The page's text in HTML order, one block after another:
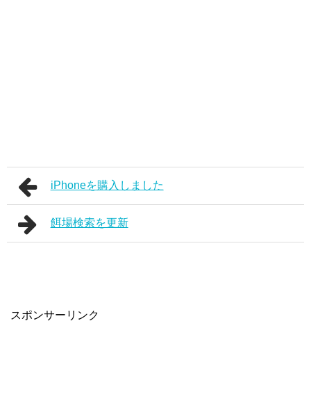
iPhoneを購入しました
餌場検索を更新
スポンサーリンク